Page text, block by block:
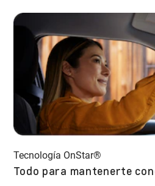
Tecnología OnStar®
Todo para mantenerte